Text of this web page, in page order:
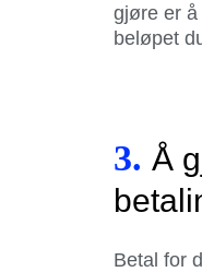
gjøre er
beløpet
3. Å
Betal for